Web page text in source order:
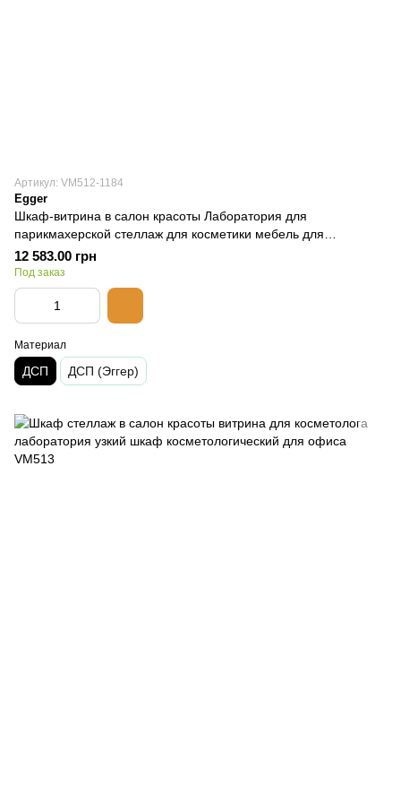
Артикул: VM512-1184
Egger
Шкаф-витрина в салон красоты Лаборатория для
парикмахерской стеллаж для косметики мебель для
косметолога VM512
12 583.00 грн
Под заказ
Материал
ДСП ДСП (Эггер)